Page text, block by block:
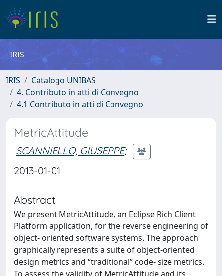
IRIS
IRIS
Catalogo UNIBAS
4. Contributo in atti di Convegno
4.1 Contributo in atti di Convegno
MetricAttitude
SCANNIELLO, GIUSEPPE;
2013-01-01
Abstract
We present MetricAttitude, an Eclipse Rich Client
Platform application, for the reverse engineering of
object- oriented software systems. The approach
graphically represents a suite of object-oriented
design metrics and “traditional” code- size metrics.
To assess the validity of MetricAttitude and its